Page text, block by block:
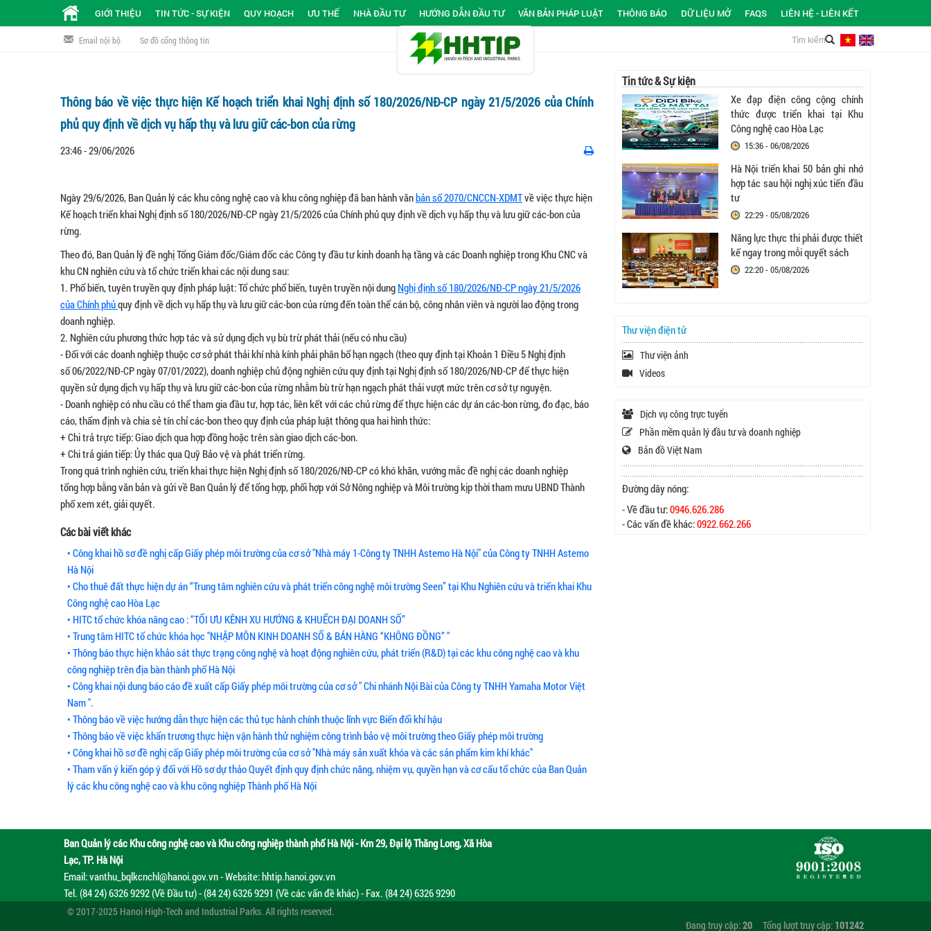
GIỚI THIỆU TIN TỨC - SỰ KIỆN QUY HOẠCH ƯU THẾ NHÀ ĐẦU TƯ HƯỚNG DẪN ĐẦU TƯ VĂN BẢN PHÁP LUẬT THÔNG BÁO DỮ LIỆU MỞ FAQS LIÊN HỆ - LIÊN KẾT
Email nội bộ Sơ đồ cổng thông tin
Thông báo về việc thực hiện Kế hoạch triển khai Nghị định số 180/2026/NĐ-CP ngày 21/5/2026 của Chính
phủ quy định về dịch vụ hấp thụ và lưu giữ các-bon của rừng
23:46 - 29/06/2026
Ngày 29/6/2026, Ban Quản lý các khu công nghệ cao và khu công nghiệp đã ban hành vănbản số 2070/CNCCN-XDMTvề việc thực hiện
Kế hoạch triển khai Nghị định số 180/2026/NĐ-CP ngày 21/5/2026 của Chính phủ quy định về dịch vụ hấp thụ và lưu giữ các-bon của
rừng.
Theo đó, Ban Quản lý đề nghị Tổng Giám đốc/Giám đốc các Công ty đầu tư kinh doanh hạ tầng và các Doanh nghiệp trong Khu CNC và
khu CN nghiên cứu và tổ chức triển khai các nội dung sau:
1. Phổ biến, tuyên truyền quy định pháp luật: Tổ chức phổ biến, tuyên truyền nội dung Nghị định số 180/2026/NĐ-CP ngày 21/5/2026
của Chính phủquy định về dịch vụ hấp thụ và lưu giữ các-bon của rừng đến toàn thể cán bộ, công nhân viên và người lao động trong
doanh nghiệp.
2. Nghiên cứu phương thức hợp tác và sử dụng dịch vụ bù trừ phát thải (nếu có nhu cầu)
- Đối với các doanh nghiệp thuộc cơ sở phát thải khí nhà kính phải phân bổ hạn ngạch (theo quy định tại Khoản 1 Điều 5 Nghị định
số 06/2022/NĐ-CP ngày 07/01/2022), doanh nghiệp chủ động nghiên cứu quy định tại Nghị định số 180/2026/NĐ-CP để thực hiện
quyền sử dụng dịch vụ hấp thụ và lưu giữ các-bon của rừng nhằm bù trừ hạn ngạch phát thải vượt mức trên cơ sở tự nguyện.
- Doanh nghiệp có nhu cầu có thể tham gia đầu tư, hợp tác, liên kết với các chủ rừng để thực hiện các dự án các-bon rừng, đo đạc, báo
cáo, thẩm định và chia sẻ tín chỉ các-bon theo quy định của pháp luật thông qua hai hình thức:
+ Chi trả trực tiếp: Giao dịch qua hợp đồng hoặc trên sàn giao dịch các-bon.
+ Chi trả gián tiếp: Ủy thác qua Quỹ Bảo vệ và phát triển rừng.
Trong quá trình nghiên cứu, triển khai thực hiện Nghị định số 180/2026/NĐ-CP có khó khăn, vướng mắc đề nghị các doanh nghiệp
tổng hợp bằng văn bản và gửi về Ban Quản lý để tổng hợp, phối hợp với Sở Nông nghiệp và Môi trường kịp thời tham mưu UBND Thành
phố xem xét, giải quyết.
Các bài viết khác
• Công khai hồ sơ đề nghị cấp Giấy phép môi trường của cơ sở "Nhà máy 1-Công ty TNHH Astemo Hà Nội" của Công ty TNHH Astemo
Hà Nội
• Cho thuê đất thực hiện dự án “Trung tâm nghiên cứu và phát triển công nghệ môi trường Seen” tại Khu Nghiên cứu và triển khai Khu
Công nghệ cao Hòa Lạc
• HITC tổ chức khóa nâng cao : “TỐI ƯU KÊNH XU HƯỚNG & KHUẾCH ĐẠI DOANH SỐ”
• Trung tâm HITC tổ chức khóa học "NHẬP MÔN KINH DOANH SỐ & BÁN HÀNG “KHÔNG ĐỒNG” "
• Thông báo thực hiện khảo sát thực trạng công nghệ và hoạt động nghiên cứu, phát triển (R&D) tại các khu công nghệ cao và khu
công nghiệp trên địa bàn thành phố Hà Nội
• Công khai nội dung báo cáo đề xuất cấp Giấy phép môi trường của cơ sở " Chi nhánh Nội Bài của Công ty TNHH Yamaha Motor Việt
Nam ".
• Thông báo về việc hướng dẫn thực hiện các thủ tục hành chính thuộc lĩnh vực Biến đổi khí hậu
• Thông báo về việc khẩn trương thực hiện vận hành thử nghiệm công trình bảo vệ môi trường theo Giấy phép môi trường
• Công khai hồ sơ đề nghị cấp Giấy phép môi trường của cơ sở "Nhà máy sản xuất khóa và các sản phẩm kim khí khác"
• Tham vấn ý kiến góp ý đối với Hồ sơ dự thảo Quyết định quy định chức năng, nhiệm vụ, quyền hạn và cơ cấu tổ chức của Ban Quản
lý các khu công nghệ cao và khu công nghiệp Thành phố Hà Nội
Tin tức & Sự kiện
Xe đạp điện công cộng chính
thức được triển khai tại Khu
Công nghệ cao Hòa Lạc
15:36 - 06/08/2026
Hà Nội triển khai 50 bản ghi nhớ
hợp tác sau hội nghị xúc tiến đầu
tư
22:29 - 05/08/2026
Năng lực thực thi phải được thiết
kế ngay trong mỗi quyết sách
22:20 - 05/08/2026
Thư viện điện tử
Thư viện ảnh
Videos
Dịch vụ công trực tuyến
Phần mềm quản lý đầu tư và doanh nghiệp
Bản đồ Việt Nam
Đường dây nóng:
- Về đầu tư:0946.626.286
- Các vấn đề khác:0922.662.266
Ban Quản lý các Khu công nghệ cao và Khu công nghiệp thành phố Hà Nội - Km 29, Đại lộ Thăng Long, Xã Hòa
Lạc, TP. Hà Nội
Email: vanthu_bqlkcnchl@hanoi.gov.vn - Website: hhtip.hanoi.gov.vn
Tel. (84 24) 6326 9292 (Về Đầu tư) - (84 24) 6326 9291 (Về các vấn đề khác) - Fax. (84 24) 6326 9290
© 2017-2025 Hanoi High-Tech and Industrial Parks. All rights reserved.
Đang truy cập:20 Tổng lượt truy cập: 101242